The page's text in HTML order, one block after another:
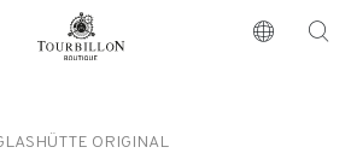
www.tourbillon.com/index.php/zh-hant
ORIGINAL